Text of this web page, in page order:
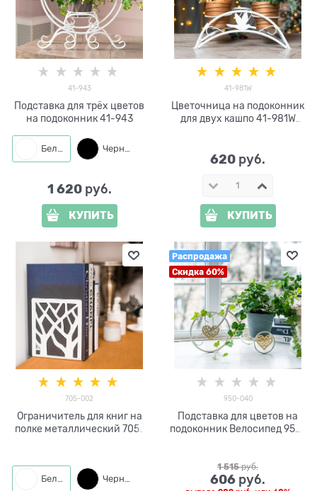
41-943
Подставка для трёх цветов
на подоконник 41-943
Белый Черный
1 620 руб.
КУПИТЬ
41-981W
Цветочница на подоконник
для двух кашпо 41-981W
620 руб.
КУПИТЬ
705-002
Ограничитель для книг на
полке металлический 705-
Белый Черный
Распродажа
Скидка 60%
950-040
Подставка для цветов на
подоконник Велосипед 950-
1 515 руб.
606 руб.